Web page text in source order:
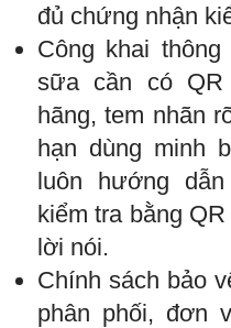
đủ chứng nhận
Công khai
sữa cần có QR
hãng, tem nhãn
hạn dùng minh
luôn hướng
kiểm tra bằng
lời nói.
Chính sách bảo
phân phối, đơn